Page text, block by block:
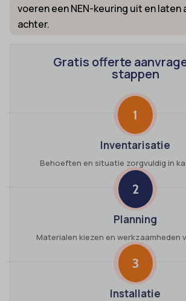
voeren een NEN-keuring uit en laten
achter.
Gratis offerte
stappen
1
Inventarisatie
Behoeften en situatie zorgvuldig in
2
Planning
Materialen kiezen en werkzaamheden
3
Installatie